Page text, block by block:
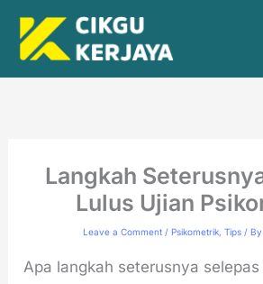
Skip
Langkah
Lulus Ujian
Leave a Comment / Psikometrik, Tips / By
Apa langkah seterusnya